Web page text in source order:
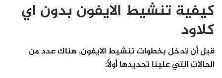
كيفية تنشيط الايفون بدون اي
كلاود
قبل أن تدخل بخطوات تنشيط الايفون, هناك عدد من
الحالات التي علينا تحديدها أولاً: